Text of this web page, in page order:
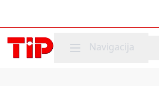
Mobile menu
Navigacija